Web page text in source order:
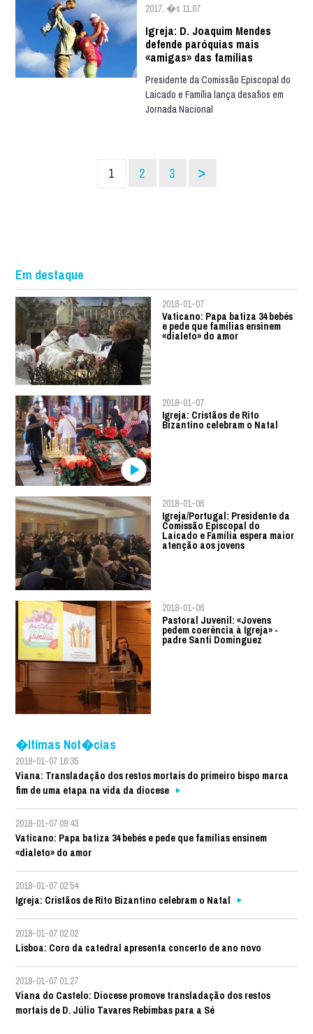
2017, �s 11:07
Igreja: D. Joaquim Mendes
defende paróquias mais
«amigas» das famílias
Presidente da Comissão Episcopal do
Laicado e Família lança desafios em
Jornada Nacional
1 2 3 >
Em destaque
2018-01-07
Vaticano: Papa batiza 34 bebés
e pede que famílias ensinem
«dialeto» do amor
2018-01-07
Igreja: Cristãos de Rito
Bizantino celebram o Natal
2018-01-06
Igreja/Portugal: Presidente da
Comissão Episcopal do
Laicado e Família espera maior
atenção aos jovens
2018-01-06
Pastoral Juvenil: «Jovens
pedem coerência à Igreja» -
padre Santi Dominguez
�ltimas Not�cias
2018-01-07 16:35
Viana: Transladação dos restos mortais do primeiro bispo marca
fim de uma etapa na vida da diocese
2018-01-07 09:43
Vaticano: Papa batiza 34 bebés e pede que famílias ensinem
«dialeto» do amor
2018-01-07 02:54
Igreja: Cristãos de Rito Bizantino celebram o Natal
2018-01-07 02:02
Lisboa: Coro da catedral apresenta concerto de ano novo
2018-01-07 01:27
Viana do Castelo: Diocese promove transladação dos restos
mortais de D. Júlio Tavares Rebimbas para a Sé